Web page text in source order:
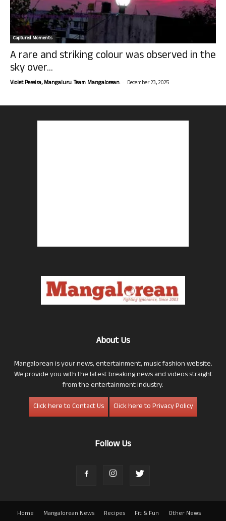
Captured Moments
A rare and striking colour was observed in the
sky over...
Violet Pereira, Mangaluru. Team Mangalorean. - December 23, 2025
About Us
Mangalorean is your news, entertainment, music fashion website.
We provide you with the latest breaking news and videos straight
from the entertainment industry.
Click here to Contact Us
Click here to Privacy Policy
Follow Us
Home Mangalorean News Recipes Fit & Fun
Other News